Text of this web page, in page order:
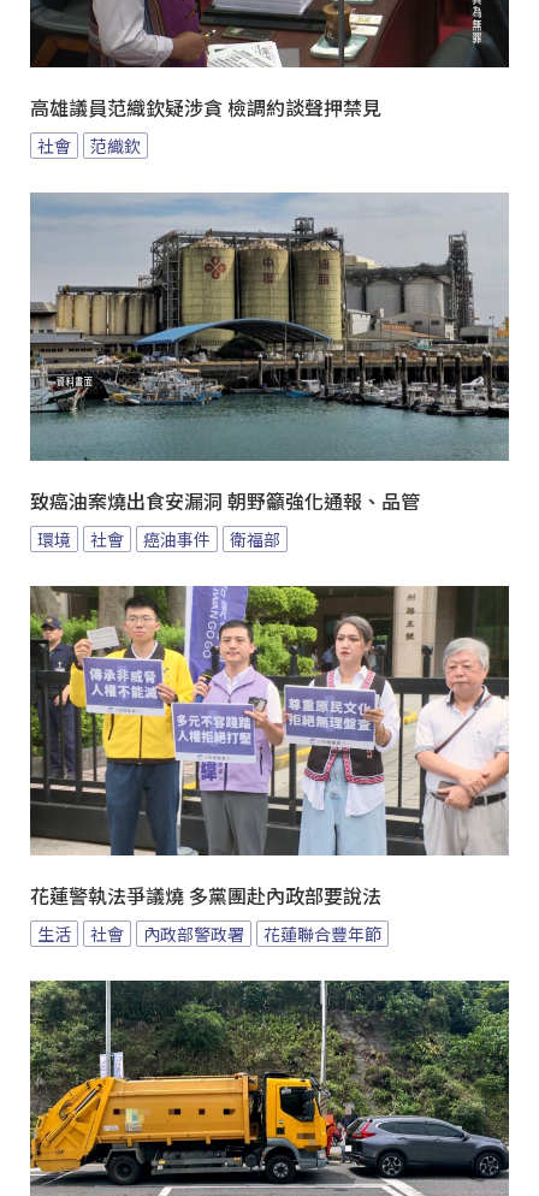
高雄議員范織欽疑涉貪 檢調約談聲押禁見
社會 范織欽
致癌油案燒出食安漏洞 朝野籲強化通報、品管
環境 社會 癌油事件 衛福部
花蓮警執法爭議燒 多黨團赴內政部要說法
生活 社會 內政部警政署 花蓮聯合豐年節